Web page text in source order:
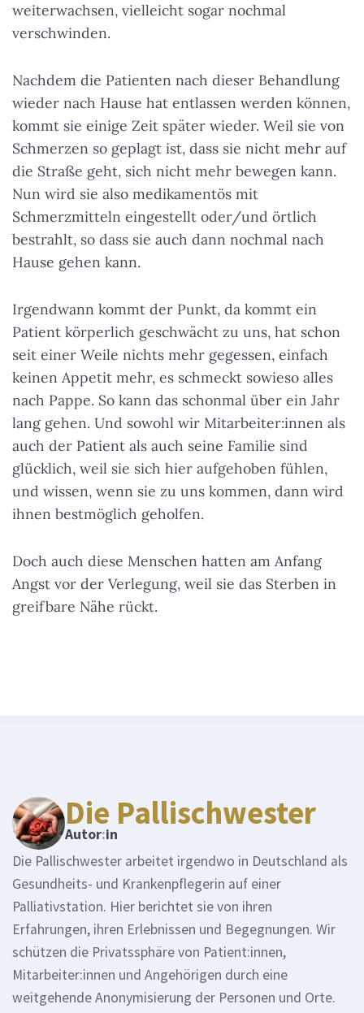
weiterwachsen, vielleicht sogar nochmal
verschwinden.
Nachdem die Patienten nach dieser Behandlung
wieder nach Hause hat entlassen werden können,
kommt sie einige Zeit später wieder. Weil sie von
Schmerzen so geplagt ist, dass sie nicht mehr auf
die Straße geht, sich nicht mehr bewegen kann.
Nun wird sie also medikamentös mit
Schmerzmitteln eingestellt oder/und örtlich
bestrahlt, so dass sie auch dann nochmal nach
Hause gehen kann.
Irgendwann kommt der Punkt, da kommt ein
Patient körperlich geschwächt zu uns, hat schon
seit einer Weile nichts mehr gegessen, einfach
keinen Appetit mehr, es schmeckt sowieso alles
nach Pappe. So kann das schonmal über ein Jahr
lang gehen. Und sowohl wir Mitarbeiter:innen als
auch der Patient als auch seine Familie sind
glücklich, weil sie sich hier aufgehoben fühlen,
und wissen, wenn sie zu uns kommen, dann wird
ihnen bestmöglich geholfen.
Doch auch diese Menschen hatten am Anfang
Angst vor der Verlegung, weil sie das Sterben in
greifbare Nähe rückt.
Die Pallischwester
Autor:in
Die Pallischwester arbeitet irgendwo in Deutschland als
Gesundheits- und Krankenpflegerin auf einer
Palliativstation. Hier berichtet sie von ihren
Erfahrungen, ihren Erlebnissen und Begegnungen. Wir
schützen die Privatssphäre von Patient:innen,
Mitarbeiter:innen und Angehörigen durch eine
weitgehende Anonymisierung der Personen und Orte.